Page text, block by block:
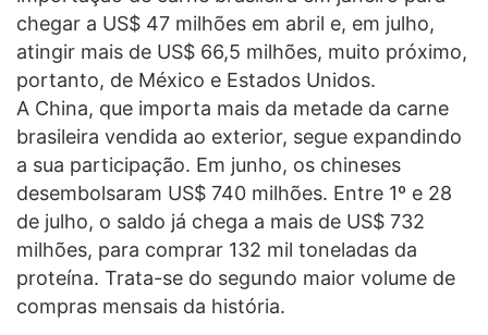
chegar a US$ 47 milhões em abril e, em julho,
atingir mais de US$ 66,5 milhões, muito próximo,
portanto, de México e Estados Unidos.
A China, que importa mais da metade da carne
brasileira vendida ao exterior, segue expandindo
a sua participação. Em junho, os chineses
desembolsaram US$ 740 milhões. Entre 1º e 28
de julho, o saldo já chega a mais de US$ 732
milhões, para comprar 132 mil toneladas da
proteína. Trata-se do segundo maior volume de
compras mensais da história.